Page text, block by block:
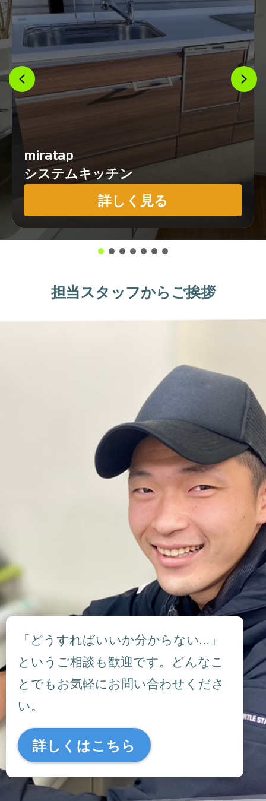
miratap
システムキッチン
詳しく見る
担当スタッフからご挨拶
「どうすればいいか分からない…」
というご相談も歓迎です。どんなこ
とでもお気軽にお問い合わせくださ
い。
詳しくはこちら